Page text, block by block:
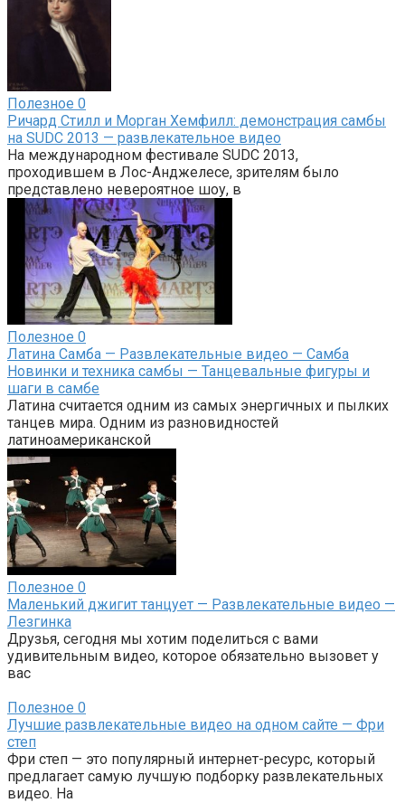
Полезное 0
Ричард Стилл и Морган Хемфилл: демонстрация самбы
на SUDC 2013 — развлекательное видео
На международном фестивале SUDC 2013,
проходившем в Лос-Анджелесе, зрителям было
представлено невероятное шоу, в
Полезное 0
Латина Самба — Развлекательные видео — Самба
Новинки и техника самбы — Танцевальные фигуры и
шаги в самбе
Латина считается одним из самых энергичных и пылких
танцев мира. Одним из разновидностей
латиноамериканской
Полезное 0
Маленький джигит танцует — Развлекательные видео —
Лезгинка
Друзья, сегодня мы хотим поделиться с вами
удивительным видео, которое обязательно вызовет у
вас
Полезное 0
Лучшие развлекательные видео на одном сайте — Фри
степ
Фри степ — это популярный интернет-ресурс, который
предлагает самую лучшую подборку развлекательных
видео. На